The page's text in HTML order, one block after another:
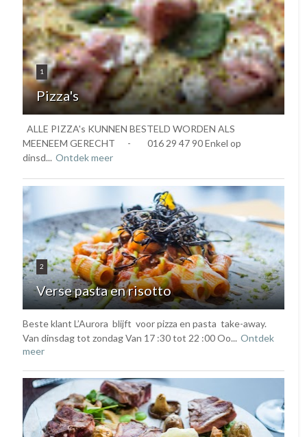
1
Pizza's
ALLE PIZZA's KUNNEN BESTELD WORDEN ALS
MEENEEM GERECHT - 016 29 47 90 Enkel op
dinsd... Ontdek meer
2
Verse pasta en risotto
Beste klant L’Aurora blijft voor pizza en pasta take-away.
Van dinsdag tot zondag Van 17 :30 tot 22 :00 Oo... Ontdek
meer